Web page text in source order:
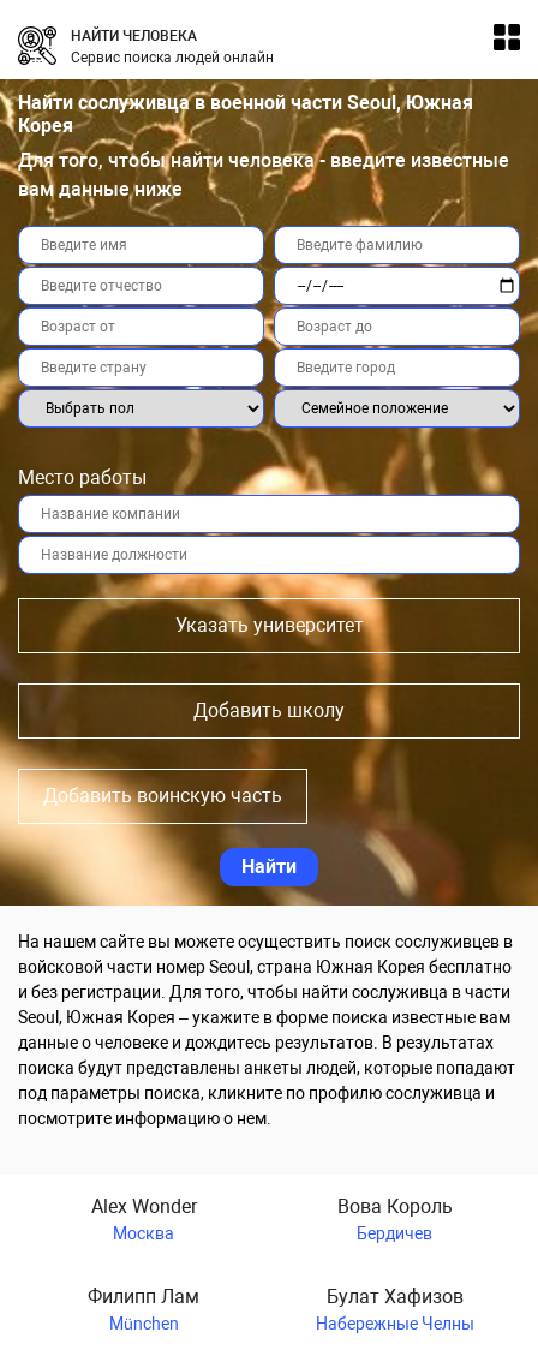
НАЙТИ ЧЕЛОВЕКА
Сервис поиска людей онлайн
Найти сослуживца в военной части Seoul, Южная
Корея
Для того, чтобы найти человека - введите известные
вам данные ниже
Место работы
Указать университет
Добавить школу
Добавить воинскую часть
На нашем сайте вы можете осуществить поиск сослуживцев в
войсковой части номер Seoul, страна Южная Корея бесплатно
и без регистрации. Для того, чтобы найти сослуживца в части
Seoul, Южная Корея – укажите в форме поиска известные вам
данные о человеке и дождитесь результатов. В результатах
поиска будут представлены анкеты людей, которые попадают
под параметры поиска, кликните по профилю сослуживца и
посмотрите информацию о нем.
Alex Wonder
Москва
Вова Король
Бердичев
Филипп Лам
München
Булат Хафизов
Набережные Челны